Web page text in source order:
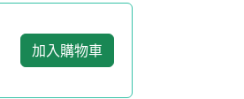
加入購物車